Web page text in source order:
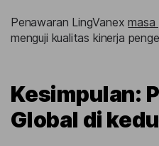
Penawaran LingVanexmasa
menguji kualitas kinerja
Kesimpulan:
Global di